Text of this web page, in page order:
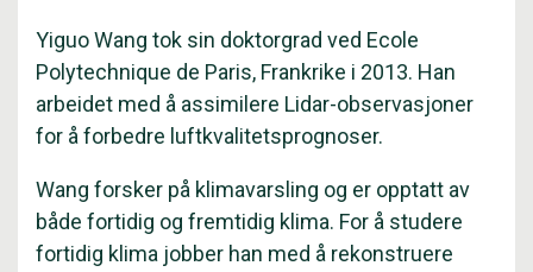
Yiguo Wang tok sin doktorgrad ved Ecole
Polytechnique de Paris, Frankrike i 2013. Han
arbeidet med å assimilere Lidar-observasjoner
for å forbedre luftkvalitetsprognoser.
Wang forsker på klimavarsling og er opptatt av
både fortidig og fremtidig klima. For å studere
fortidig klima jobber han med å rekonstruere